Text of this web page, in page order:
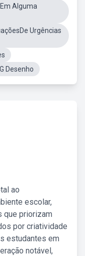
Alguma
Urgências
Desenho
ao
escolar,
que priorizam
por criatividade
estudantes em
notável,